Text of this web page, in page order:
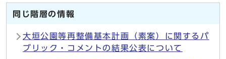
同じ階層の情報
大垣公園等再整備基本計画（素案）に関するパ
ブリック・コメントの結果公表について